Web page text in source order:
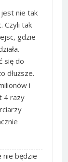
nie tak
Czyli tak
gdzie
się do
dłuższe.
i
4 razy
nie będzie